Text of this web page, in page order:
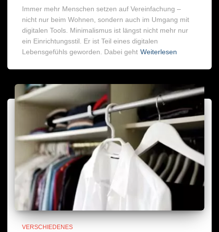
Immer mehr Menschen setzen auf Vereinfachung –
nicht nur beim Wohnen, sondern auch im Umgang mit
digitalen Tools. Minimalismus ist längst nicht mehr nur
ein Einrichtungsstil. Er ist Teil eines digitalen
Lebensgefühls geworden. Dabei geht Weiterlesen
VERSCHIEDENES